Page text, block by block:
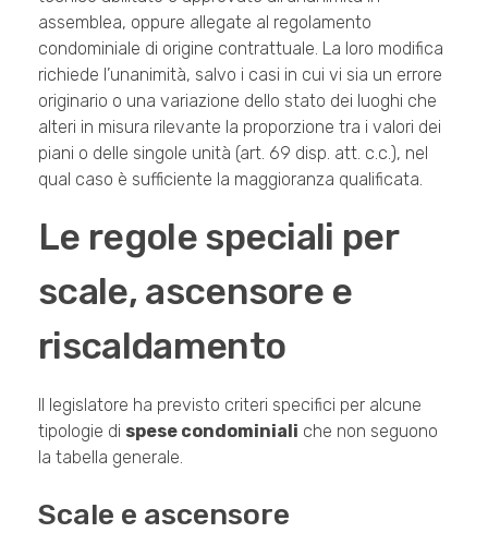
assemblea, oppure allegate al regolamento
condominiale di origine contrattuale. La loro modifica
richiede l’unanimità, salvo i casi in cui vi sia un errore
originario o una variazione dello stato dei luoghi che
alteri in misura rilevante la proporzione tra i valori dei
piani o delle singole unità (art. 69 disp. att. c.c.), nel
qual caso è sufficiente la maggioranza qualificata.
Le regole speciali per
scale, ascensore e
riscaldamento
Il legislatore ha previsto criteri specifici per alcune
tipologie di spese condominiali che non seguono
la tabella generale.
Scale e ascensore